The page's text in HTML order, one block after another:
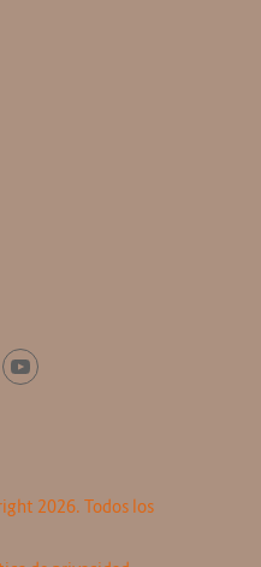
2026. Todos los